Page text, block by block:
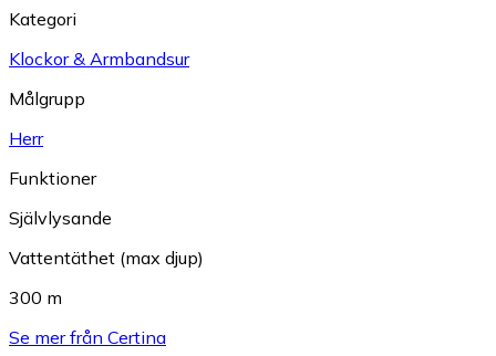
Kategori
Klockor & Armbandsur
Målgrupp
Herr
Funktioner
Självlysande
Vattentäthet (max djup)
300 m
Se mer från Certina